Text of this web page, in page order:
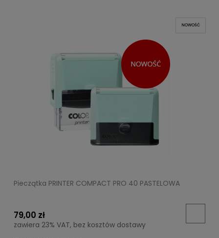
Pieczątka PRINTER COMPACT PRO 40 PASTELOWA
79,00 zł
zawiera 23% VAT, bez kosztów dostawy
NOWOŚĆ